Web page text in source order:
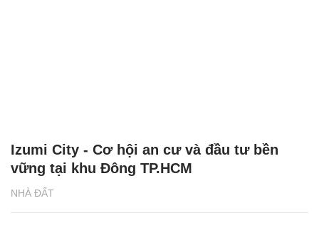
NHÀ ĐẤT
Izumi City - Cơ hội an cư và đầu tư bền
vững tại khu Đông TP.HCM